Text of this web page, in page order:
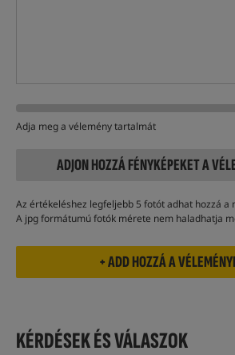
Adja meg a vélemény tartalmát
ADJON HOZZÁ FÉNYKÉPEKET A
Az értékeléshez legfeljebb 5 fotót adhat hozzá
A jpg formátumú fotók mérete nem haladhatja
KÉRDÉSEK ÉS VÁLASZOK